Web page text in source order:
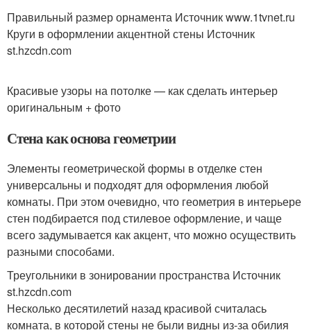
Правильный размер орнамента Источник www.1tvnet.ru
Круги в оформлении акцентной стены Источник
st.hzcdn.com
Красивые узоры на потолке — как сделать интерьер
оригинальным + фото
Стена как основа геометрии
Элементы геометрической формы в отделке стен
универсальны и подходят для оформления любой
комнаты. При этом очевидно, что геометрия в интерьере
стен подбирается под стилевое оформление, и чаще
всего задумывается как акцент, что можно осуществить
разными способами.
Треугольники в зонировании пространства Источник
st.hzcdn.com
Несколько десятилетий назад красивой считалась
комната, в которой стены не были видны из-за обилия